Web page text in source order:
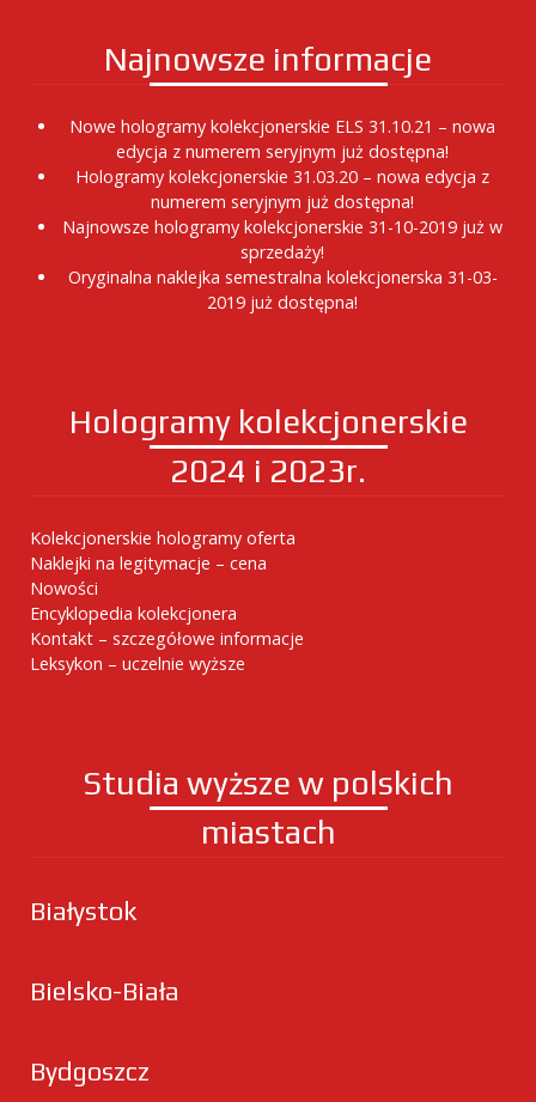
Najnowsze informacje
Nowe hologramy kolekcjonerskie ELS 31.10.21 – nowa
edycja z numerem seryjnym już dostępna!
Hologramy kolekcjonerskie 31.03.20 – nowa edycja z
numerem seryjnym już dostępna!
Najnowsze hologramy kolekcjonerskie 31-10-2019 już w
sprzedaży!
Oryginalna naklejka semestralna kolekcjonerska 31-03-
2019 już dostępna!
Hologramy kolekcjonerskie
2024 i 2023r.
Kolekcjonerskie hologramy oferta
Naklejki na legitymacje – cena
Nowości
Encyklopedia kolekcjonera
Kontakt – szczegółowe informacje
Leksykon – uczelnie wyższe
Studia wyższe w polskich
miastach
Białystok
Bielsko-Biała
Bydgoszcz